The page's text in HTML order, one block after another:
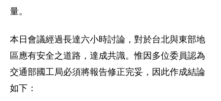
量。
本日會議經過長達六小時討論，對於台北與東部地
區應有安全之道路，達成共識。惟因多位委員認為
交通部國工局必須將報告修正完妥，因此作成結論
如下：